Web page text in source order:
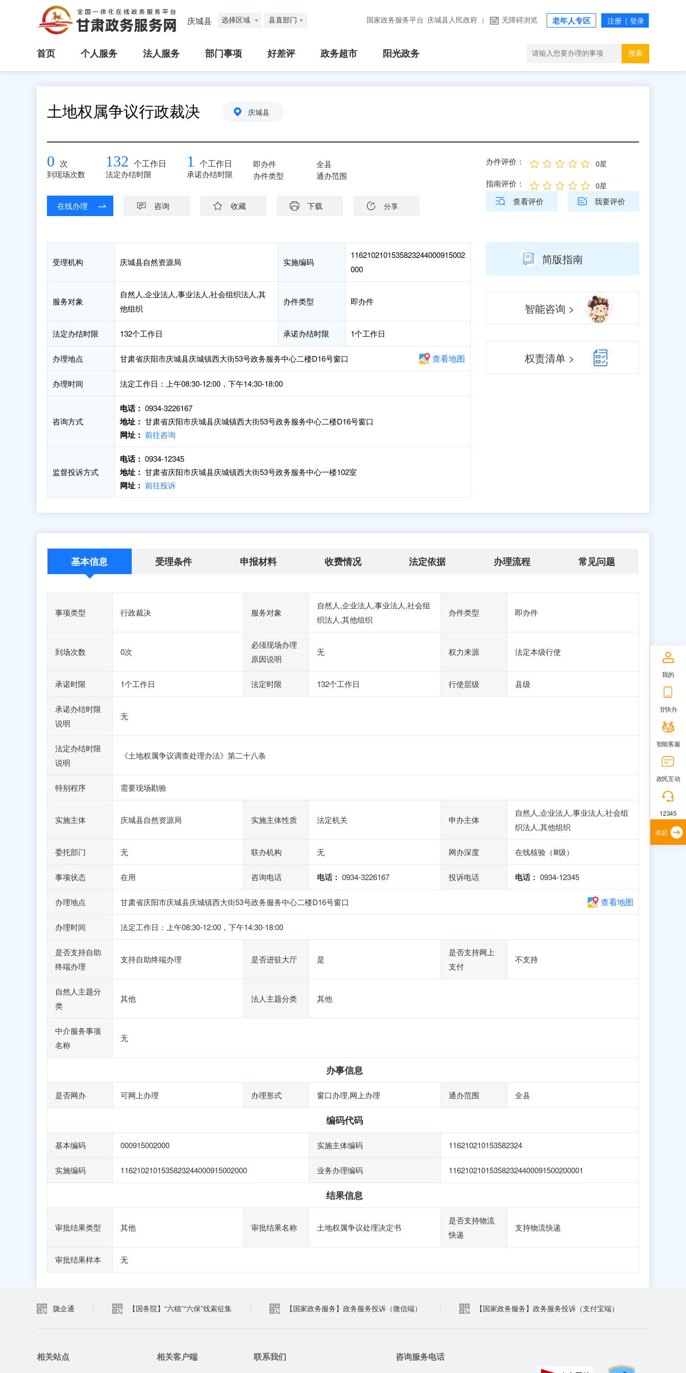
庆城县 选择区域 县直部门 国家政务服务平台 庆城县人民政府 无障碍浏览 老年人专区
首页 个人服务 法人服务 部门事项 好差评 政务超市 阳光政务 搜索
土地权属争议行政裁决 庆城县
0 次
到现场次数
132 个工作日
法定办结时限
1 个工作日
承诺办结时限
即办件
办件类型
全县
通办范围
在线办理 咨询 收藏 下载 分享
办件评价： 0星
指南评价： 0星
查看评价 我要评价
受理机构 庆城县自然资源局 实施编码
1162102101535823244000915002
000
服务对象
自然人,企业法人,事业法人,社会组织法人,其
他组织
办件类型 即办件
法定办结时限 132个工作日 承诺办结时限 1个工作日
办理地点 甘肃省庆阳市庆城县庆城镇西大街53号政务服务中心二楼D16号窗口 查看地图
办理时间 法定工作日：上午08:30-12:00，下午14:30-18:00
咨询方式
电话： 0934-3226167
地址： 甘肃省庆阳市庆城县庆城镇西大街53号政务服务中心二楼D16号窗口
网址： 前往咨询
监督投诉方式
电话： 0934-12345
地址： 甘肃省庆阳市庆城县庆城镇西大街53号政务服务中心一楼102室
网址： 前往投诉
简版指南
智能咨询 >
权责清单 >
基本信息 受理条件 申报材料 收费情况 法定依据 办理流程 常见问题
事项类型 行政裁决 服务对象
自然人,企业法人,事业法人,社会组
织法人,其他组织
办件类型 即办件
到场次数 0次
必须现场办理
原因说明
无 权力来源 法定本级行使
承诺时限 1个工作日 法定时限 132个工作日 行使层级 县级
承诺办结时限
说明
无
法定办结时限
说明
《土地权属争议调查处理办法》第二十八条
特别程序 需要现场勘验
实施主体 庆城县自然资源局 实施主体性质 法定机关 申办主体
自然人,企业法人,事业法人,社会组
织法人,其他组织
委托部门 无 联办机构 无 网办深度 在线核验（Ⅲ级）
事项状态 在用 咨询电话 电话： 0934-3226167 投诉电话 电话： 0934-12345
办理地点 甘肃省庆阳市庆城县庆城镇西大街53号政务服务中心二楼D16号窗口 查看地图
办理时间 法定工作日：上午08:30-12:00，下午14:30-18:00
是否支持自助
终端办理
支持自助终端办理 是否进驻大厅 是
是否支持网上
支付
不支持
自然人主题分
类
其他 法人主题分类 其他
中介服务事项
名称
无
办事信息
是否网办 可网上办理 办理形式 窗口办理,网上办理 通办范围 全县
编码代码
基本编码 000915002000 实施主体编码 116210210153582324
实施编码 1162102101535823244000915002000 业务办理编码 116210210153582324400091500200001
结果信息
审批结果类型 其他 审批结果名称 土地权属争议处理决定书
是否支持物流
快递
支持物流快递
审批结果样本 无
陇企通 【国务院】“六稳”“六保”线索征集 【国家政务服务】政务服务投诉（微信端） 【国家政务服务】政务服务投诉（支付宝端）
相关站点 相关客户端 联系我们 咨询服务电话
我的
甘快办
智能客服
政民互动
12345
收起